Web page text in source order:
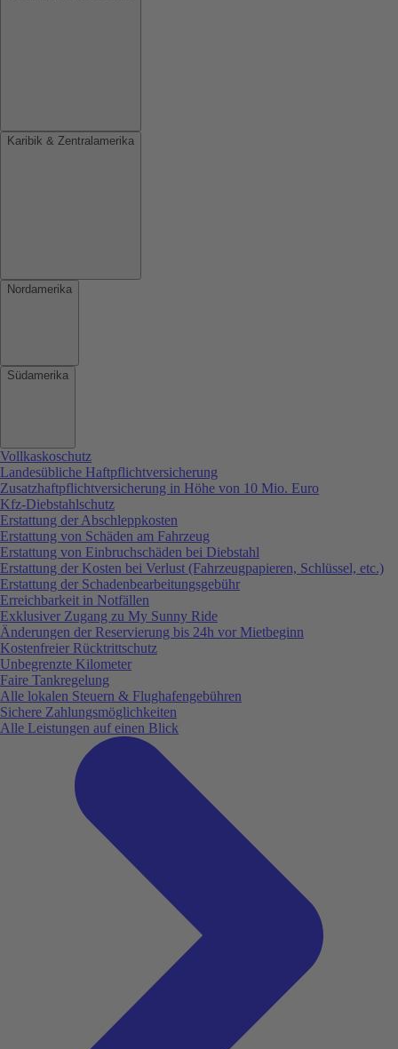
Karibik & Zentralamerika
Nordamerika
Südamerika
Vollkaskoschutz
Landesübliche Haftpflichtversicherung
Zusatzhaftpflichtversicherung in Höhe von 10 Mio. Euro
Kfz-Diebstahlschutz
Erstattung der Abschleppkosten
Erstattung von Schäden am Fahrzeug
Erstattung von Einbruchschäden bei Diebstahl
Erstattung der Kosten bei Verlust (Fahrzeugpapieren, Schlüssel, etc.)
Erstattung der Schadenbearbeitungsgebühr
Erreichbarkeit in Notfällen
Exklusiver Zugang zu My Sunny Ride
Änderungen der Reservierung bis 24h vor Mietbeginn
Kostenfreier Rücktrittschutz
Unbegrenzte Kilometer
Faire Tankregelung
Alle lokalen Steuern & Flughafengebühren
Sichere Zahlungsmöglichkeiten
Alle Leistungen auf einen Blick